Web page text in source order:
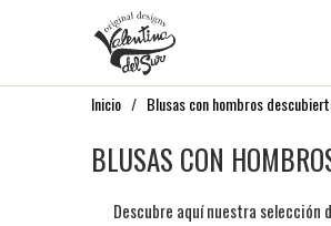
Inicio / Blusas con hombros
BLUSAS CON
Descubre aquí nuestra selección